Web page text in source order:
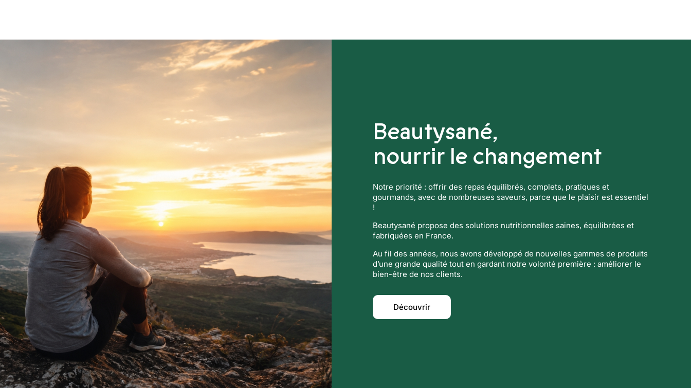
Beautysané,
nourrir le changement
Notre priorité : offrir des repas équilibrés, complets, pratiques et
gourmands, avec de nombreuses saveurs, parce que le plaisir est essentiel
!
Beautysané propose des solutions nutritionnelles saines, équilibrées et
fabriquées en France.
Au fil des années, nous avons développé de nouvelles gammes de produits
d’une grande qualité tout en gardant notre volonté première : améliorer le
bien-être de nos clients.
Découvrir